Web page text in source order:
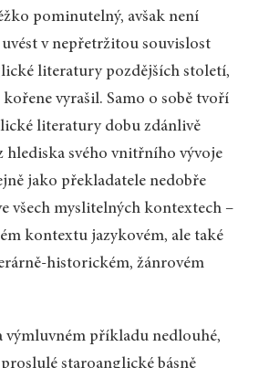
pominutelný, avšak není
v nepřetržitou souvislost
literatury pozdějších století,
vyrašil. Samo o sobě tvoří
literatury dobu zdánlivě
hlediska svého vnitřního vývoje
jako překladatele nedobře
všech myslitelných kontextech –
kontextu jazykovém, ale také
historickém, žánrovém
výmluvném příkladu nedlouhé,
staroanglické básně